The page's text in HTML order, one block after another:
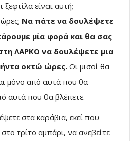
ξεφτίλα είναι αυτή;
Να πάτε να δουλέψετε
μία φορά και θα σας
ΛΑΡΚΟ να δουλέψετε μια
οκτώ ώρες. Οι μισοί θα
μόνο από αυτά που θα
αυτά που θα βλέπετε.
στα καράβια, εκεί που
τρίτο αμπάρι, να ανεβείτε